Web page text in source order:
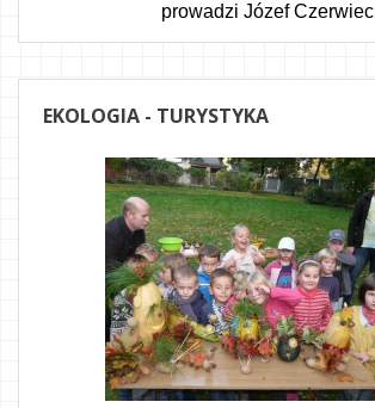
prowadzi Józef Czerwiec
EKOLOGIA - TURYSTYKA